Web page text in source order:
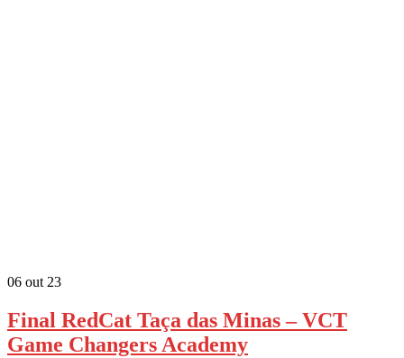
06 out 23
Final RedCat Taça das Minas – VCT
Game Changers Academy